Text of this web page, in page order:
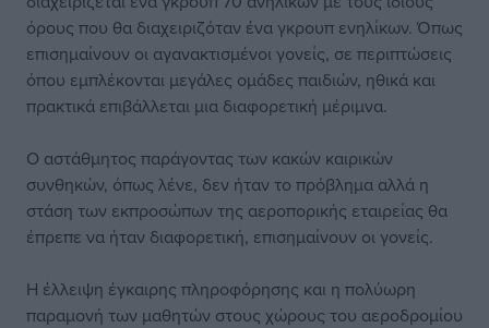
όρους που θα διαχειριζόταν ένα γκρουπ ενηλίκων. Όπως
επισημαίνουν οι αγανακτισμένοι γονείς, σε περιπτώσεις
όπου εμπλέκονται μεγάλες ομάδες παιδιών, ηθικά και
πρακτικά επιβάλλεται μια διαφορετική μέριμνα.
Ο αστάθμητος παράγοντας των κακών καιρικών
συνθηκών, όπως λένε, δεν ήταν το πρόβλημα αλλά η
στάση των εκπροσώπων της αεροπορικής εταιρείας θα
έπρεπε να ήταν διαφορετική, επισημαίνουν οι γονείς.
Η έλλειψη έγκαιρης πληροφόρησης και η πολύωρη
παραμονή των μαθητών στους χώρους του αεροδρομίου